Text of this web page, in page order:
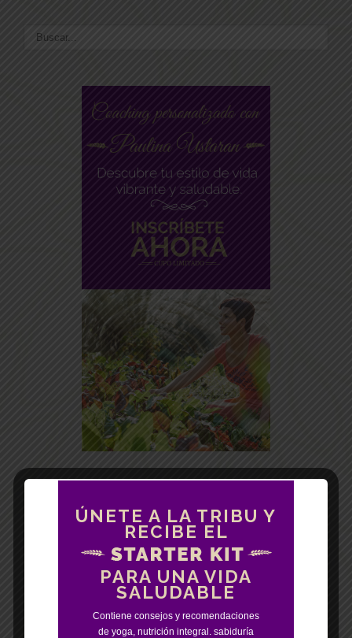
ÚNETE A LA TRIBU Y
RECIBE EL
PARA UNA VIDA
SALUDABLE
Contiene consejos y recomendaciones
de yoga, nutrición integral. sabiduría